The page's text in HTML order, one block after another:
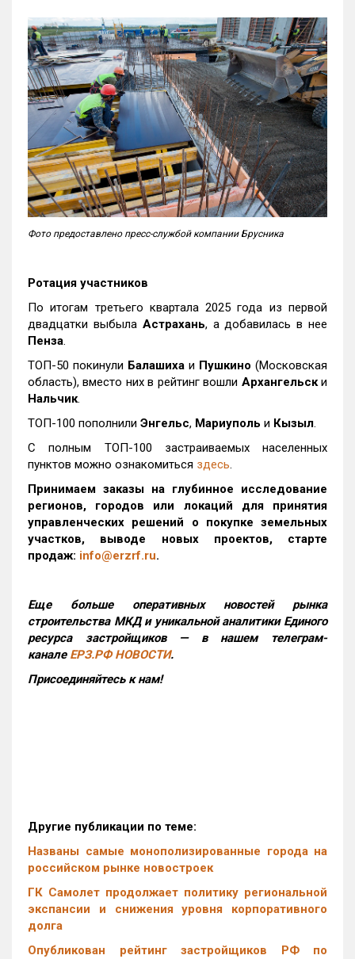
Фото предоставлено пресс-службой компании Брусника
Ротация участников
По итогам третьего квартала 2025 года из первой
двадцатки выбыла Астрахань, а добавилась в нее
Пенза.
ТОП-50 покинули Балашиха и Пушкино (Московская
область), вместо них в рейтинг вошли Архангельски
Нальчик.
ТОП-100 пополнили Энгельс, Мариуполь и Кызыл.
С полным ТОП-100 застраиваемых населенных
пунктов можно ознакомиться здесь.
Принимаем заказы на глубинное исследование
регионов, городов или локаций для принятия
управленческих решений о покупке земельных
участков, выводе новых проектов, старте
продаж: info@erzrf.ru.
Еще больше оперативных новостей рынка
строительства МКД и уникальной аналитики Единого
ресурса застройщиков — в нашем телеграм-
канале ЕРЗ.РФ НОВОСТИ.
Присоединяйтесь к нам!
Другие публикации по теме:
Названы самые монополизированные города на
российском рынке новостроек
ГК Самолет продолжает политику региональной
экспансии и снижения уровня корпоративного
долга
Опубликован рейтинг застройщиков РФ по